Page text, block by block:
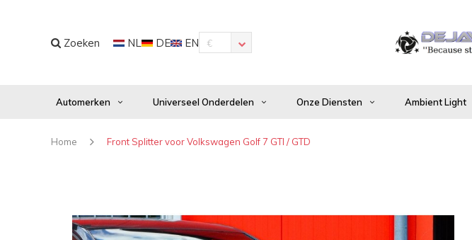
Zoeken NL DE EN €
Automerken Universeel Onderdelen Onze Diensten Ambient Light
Home Front Splitter voor Volkswagen Golf 7 GTI / GTD